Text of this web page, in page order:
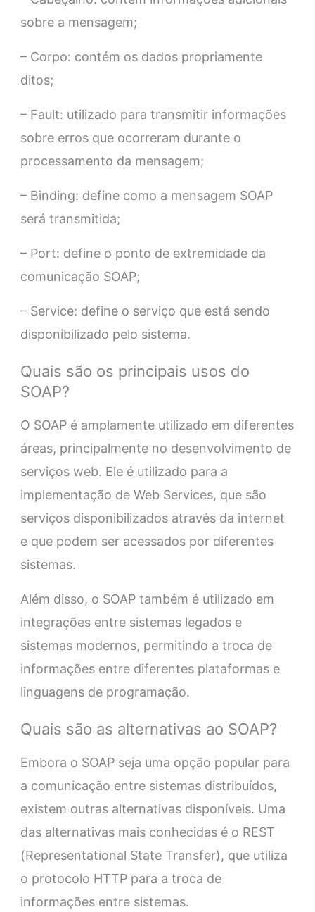
sobre a mensagem;
– Corpo: contém os dados propriamente
ditos;
– Fault: utilizado para transmitir informações
sobre erros que ocorreram durante o
processamento da mensagem;
– Binding: define como a mensagem SOAP
será transmitida;
– Port: define o ponto de extremidade da
comunicação SOAP;
– Service: define o serviço que está sendo
disponibilizado pelo sistema.
Quais são os principais usos do
SOAP?
O SOAP é amplamente utilizado em diferentes
áreas, principalmente no desenvolvimento de
serviços web. Ele é utilizado para a
implementação de Web Services, que são
serviços disponibilizados através da internet
e que podem ser acessados por diferentes
sistemas.
Além disso, o SOAP também é utilizado em
integrações entre sistemas legados e
sistemas modernos, permitindo a troca de
informações entre diferentes plataformas e
linguagens de programação.
Quais são as alternativas ao SOAP?
Embora o SOAP seja uma opção popular para
a comunicação entre sistemas distribuídos,
existem outras alternativas disponíveis. Uma
das alternativas mais conhecidas é o REST
(Representational State Transfer), que utiliza
o protocolo HTTP para a troca de
informações entre sistemas.